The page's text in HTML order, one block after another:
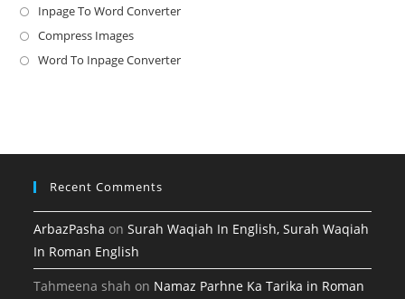
in
new
Inpage To Word ConverterOpens
a
Compress ImagesOpens
in
Word To Inpage ConverterOpens
tab
Recent Comments
ArbazPasha onSurah Waqiah In English, Surah Waqiah
In Roman English
Tahmeena shah on Namaz Parhne Ka Tarika in Roman